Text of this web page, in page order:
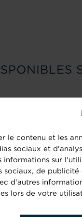
le contenu et les
sociaux et
informations sur
sociaux, de publicité
d'autres
lors de votre
LES
capable-de-
DE